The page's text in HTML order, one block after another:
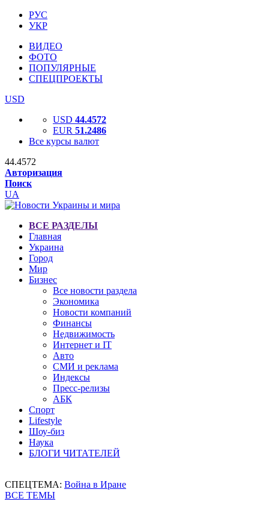
РУС
УКР
ВИДЕО
ФОТО
ПОПУЛЯРНЫЕ
СПЕЦПРОЕКТЫ
USD
USD 44.4572
EUR 51.2486
Все курсы валют
44.4572
Авторизация
Поиск
UA
ВСЕ РАЗДЕЛЫ
Главная
Украина
Город
Мир
Бизнес
Все новости раздела
Экономика
Новости компаний
Финансы
Недвижимость
Интернет и IT
Авто
СМИ и реклама
Индексы
Пресс-релизы
АБК
Спорт
Lifestyle
Шоу-биз
Наука
БЛОГИ ЧИТАТЕЛЕЙ
СПЕЦТЕМА: Война в Иране
ВСЕ ТЕМЫ